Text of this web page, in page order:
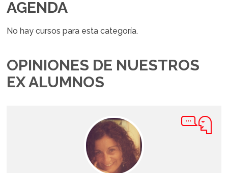
AGENDA
No hay cursos para esta categoría.
OPINIONES DE NUESTROS
EX ALUMNOS